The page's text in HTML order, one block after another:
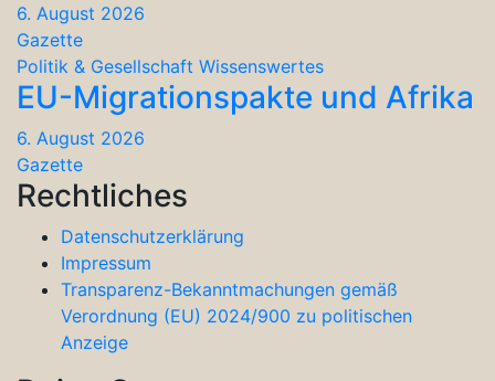
6. August 2026
Gazette
Politik & Gesellschaft Wissenswertes
EU-Migrationspakte und Afrika
6. August 2026
Gazette
Rechtliches
Datenschutzerklärung
Impressum
Transparenz-Bekanntmachungen gemäß
Verordnung (EU) 2024/900 zu politischen
Anzeige